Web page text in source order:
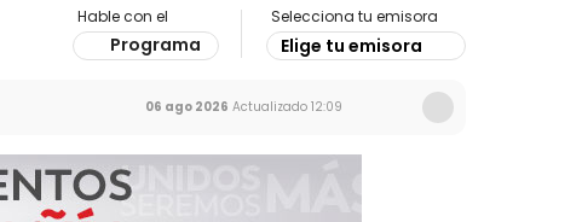
Hable con el
Programa
Selecciona tu emisora
Elige tu emisora
06 ago 2026 Actualizado 12:09